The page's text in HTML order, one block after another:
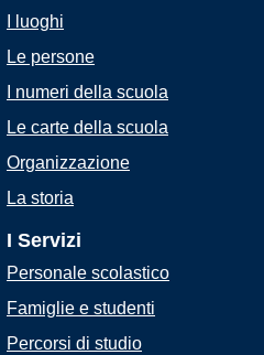
I luoghi
Le persone
I numeri della scuola
Le carte della scuola
Organizzazione
La storia
I Servizi
Personale scolastico
Famiglie e studenti
Percorsi di studio